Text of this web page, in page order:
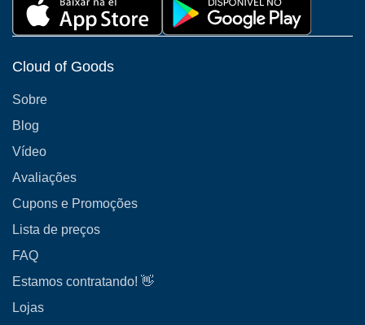
Cloud of Goods
Sobre
Blog
Vídeo
Avaliações
Cupons e Promoções
Lista de preços
FAQ
Estamos contratando! 👋
Lojas